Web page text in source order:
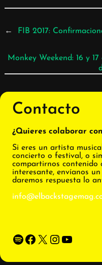
← FIB 2017:
Monkey Weekend: 16 y
Contacto
¿Quieres colaborar
Si eres un artista
concierto o festival, o
compartirnos contenido
interesante, envíanos
daremos respuesta lo
Spotify Facebook X Instagram YouTube